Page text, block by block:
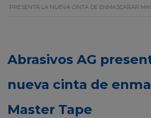
PRESENTA LA NUEVA CINTA DE ENMASCARAR
Abrasivos AG
nueva cinta de
Master Tape